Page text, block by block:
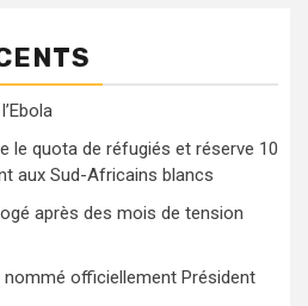
le quota de réfugiés et réserve 10
aux Sud-Africains blancs
après des mois de tension
nommé officiellement Président